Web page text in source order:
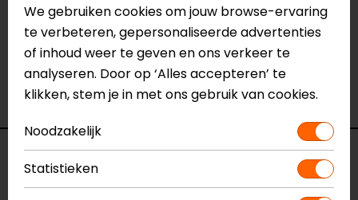
vanonze winkelsin Breda, Capelle aan den IJssel,
Eindhoven, Vianen of Apeldoorn. In de winkels kun je
het product bekijken & passen en staan onze
verkoopmedewerkers voor je klaar met advies.
Bekijk onze andere textiele motorjassen.
Specificaties
We gebruiken cookies om jouw browse-ervaring
te verbeteren, gepersonaliseerde advertenties
of inhoud weer te geven en ons verkeer te
analyseren. Door op ‘Alles accepteren’ te
klikken, stem je in met ons gebruik van cookies.
Noodzakelijk
Statistieken